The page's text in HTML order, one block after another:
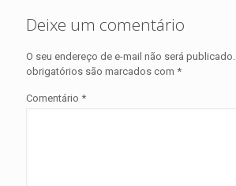
Deixe um comentário
O seu endereço de e-mail não será publicado.
obrigatórios são marcados com *
Comentário *